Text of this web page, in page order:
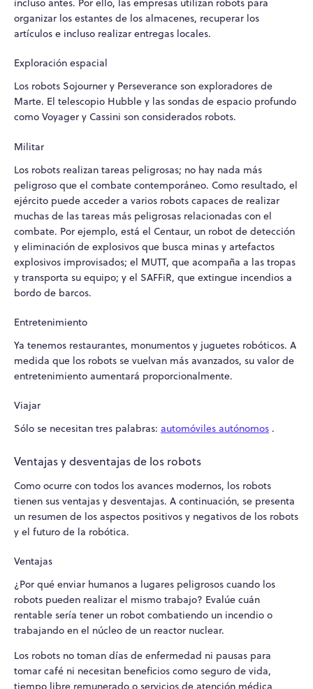
organizar los estantes de los almacenes, recuperar los
artículos e incluso realizar entregas locales.
Exploración espacial
Los robots Sojourner y Perseverance son exploradores de
Marte. El telescopio Hubble y las sondas de espacio profundo
como Voyager y Cassini son considerados robots.
Militar
Los robots realizan tareas peligrosas; no hay nada más
peligroso que el combate contemporáneo. Como resultado, el
ejército puede acceder a varios robots capaces de realizar
muchas de las tareas más peligrosas relacionadas con el
combate. Por ejemplo, está el Centaur, un robot de detección
y eliminación de explosivos que busca minas y artefactos
explosivos improvisados; el MUTT, que acompaña a las tropas
y transporta su equipo; y el SAFFiR, que extingue incendios a
bordo de barcos.
Entretenimiento
Ya tenemos restaurantes, monumentos y juguetes robóticos. A
medida que los robots se vuelvan más avanzados, su valor de
entretenimiento aumentará proporcionalmente.
Viajar
Sólo se necesitan tres palabras: automóviles autónomos .
Ventajas y desventajas de los robots
Como ocurre con todos los avances modernos, los robots
tienen sus ventajas y desventajas. A continuación, se presenta
un resumen de los aspectos positivos y negativos de los robots
y el futuro de la robótica.
Ventajas
¿Por qué enviar humanos a lugares peligrosos cuando los
robots pueden realizar el mismo trabajo? Evalúe cuán
rentable sería tener un robot combatiendo un incendio o
trabajando en el núcleo de un reactor nuclear.
Los robots no toman días de enfermedad ni pausas para
tomar café ni necesitan beneficios como seguro de vida,